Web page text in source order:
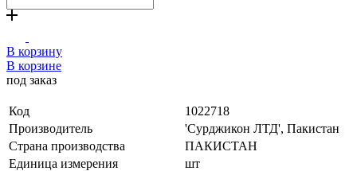
В корзину
В корзине
под заказ
Код
1022718
Производитель
'Сурджикон ЛТД', Пакистан
Страна производства
ПАКИСТАН
Единица измерения
шт